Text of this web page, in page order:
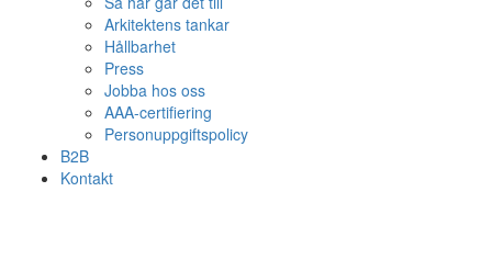
Arkitektens tankar
Hållbarhet
Press
Jobba hos oss
AAA-certifiering
Personuppgiftspolicy
B2B
Kontakt